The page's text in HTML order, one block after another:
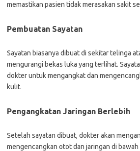
memastikan pasien tidak merasakan sakit
Pembuatan Sayatan
Sayatan biasanya dibuat di sekitar telinga
mengurangi bekas luka yang terlihat.
dokter untuk mengangkat dan
kulit.
Pengangkatan Jaringan Berlebih
Setelah sayatan dibuat, dokter akan
mengencangkan otot dan jaringan di